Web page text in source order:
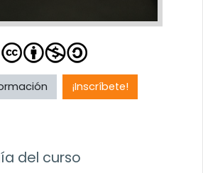
¡Inscríbete!
del curso